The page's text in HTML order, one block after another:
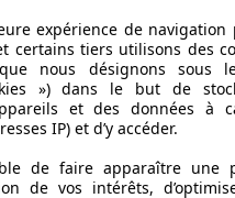
expérience de navigation
certains tiers utilisons des
nous désignons sous
») dans le but de
et des données à
IP) et d’y accéder.
de faire apparaître une
de vos intérêts,